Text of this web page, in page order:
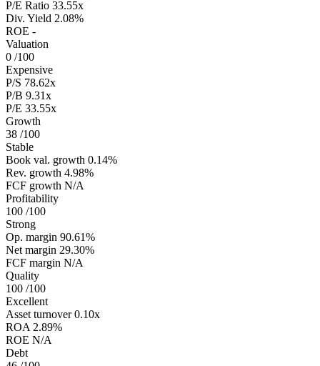
P/E Ratio 33.55x
Div. Yield 2.08%
ROE -
Valuation
0 /100
Expensive
P/S 78.62x
P/B 9.31x
P/E 33.55x
Growth
38 /100
Stable
Book val. growth 0.14%
Rev. growth 4.98%
FCF growth N/A
Profitability
100 /100
Strong
Op. margin 90.61%
Net margin 29.30%
FCF margin N/A
Quality
100 /100
Excellent
Asset turnover 0.10x
ROA 2.89%
ROE N/A
Debt